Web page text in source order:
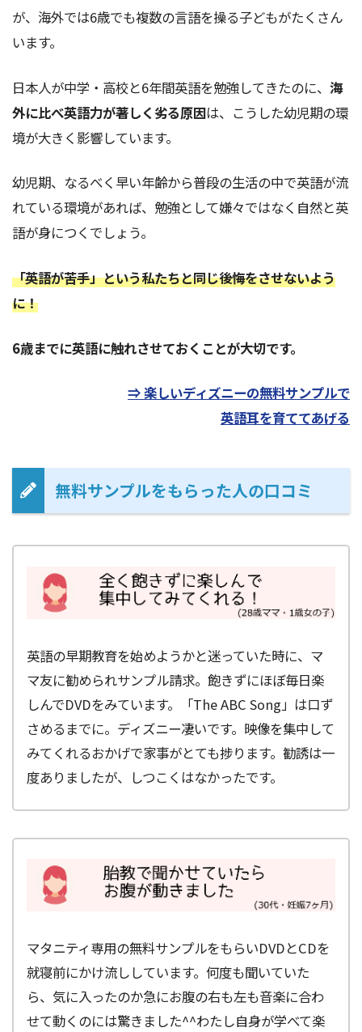
が、海外では6歳でも複数の言語を操る子どもがたくさん
います。
日本人が中学・高校と6年間英語を勉強してきたのに、 海
外に比べ英語力が著しく劣る原因は、こうした幼児期の環
境が大きく影響しています。
幼児期、なるべく早い年齢から普段の生活の中で英語が流
れている環境があれば、勉強として嫌々ではなく自然と英
語が身につくでしょう。
「英語が苦手」という私たちと同じ後悔をさせないよう
に！
6歳までに英語に触れさせておくことが大切です。
⇒ 楽しいディズニーの無料サンプルで
英語耳を育ててあげる
無料サンプルをもらった人の口コミ
英語の早期教育を始めようかと迷っていた時に、マ
マ友に勧められサンプル請求。飽きずにほぼ毎日楽
しんでDVDをみています。「The ABC Song」は口ず
さめるまでに。ディズニー凄いです。映像を集中して
みてくれるおかげで家事がとても捗ります。勧誘は一
度ありましたが、しつこくはなかったです。
マタニティ専用の無料サンプルをもらいDVDとCDを
就寝前にかけ流ししています。何度も聞いていた
ら、気に入ったのか急にお腹の右も左も音楽に合わ
せて動くのには驚きました^^わたし自身が学べて楽